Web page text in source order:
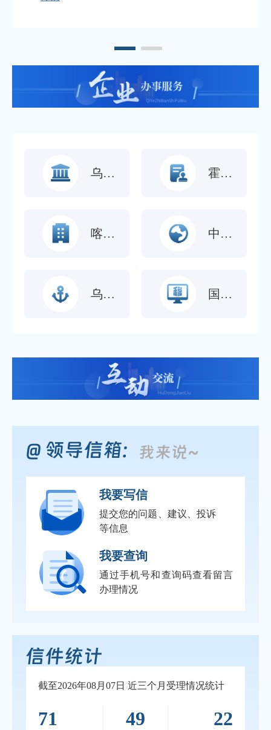
乌鲁木齐片区服务大厅 霍尔果斯片区服务大厅
喀什片区服务大厅 中国（新疆）国际贸易单一窗口
乌鲁木齐海关服务大厅 国税网上办税
我要写信
提交您的问题、建议、投诉
等信息
我要查询
通过手机号和查询码查看留言
办理情况
截至2026年08月07日 近三个月受理情况统计
71 49 22